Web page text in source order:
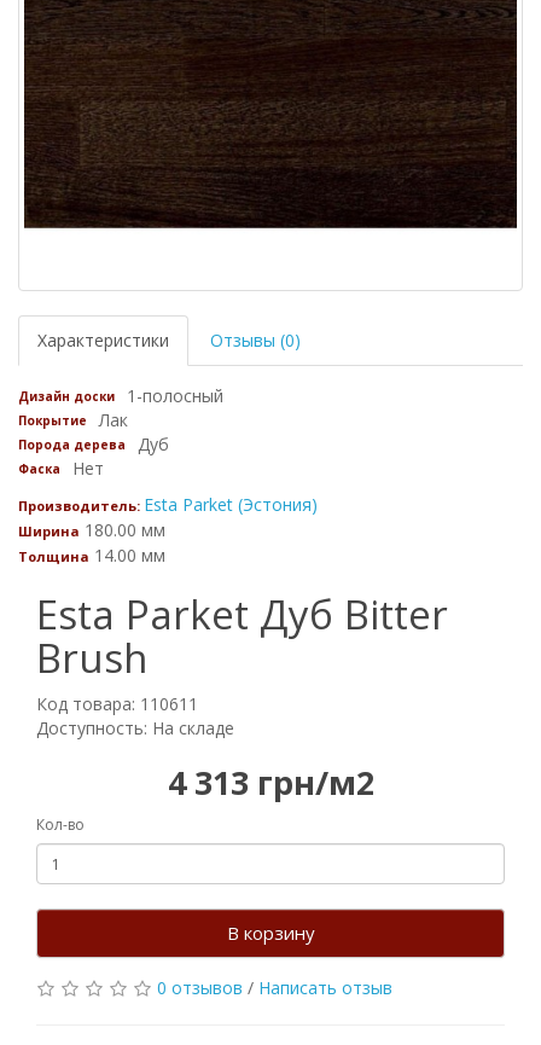
Характеристики Отзывы (0)
Дизайн доски 1-полосный
Покрытие Лак
Порода дерева Дуб
Фаска Нет
Производитель: Esta Parket (Эстония)
Ширина 180.00 мм
Толщина 14.00 мм
Esta Parket Дуб Bitter
Brush
Код товара: 110611
Доступность: На складе
4 313 грн/м2
Кол-во
В корзину
0 отзывов / Написать отзыв